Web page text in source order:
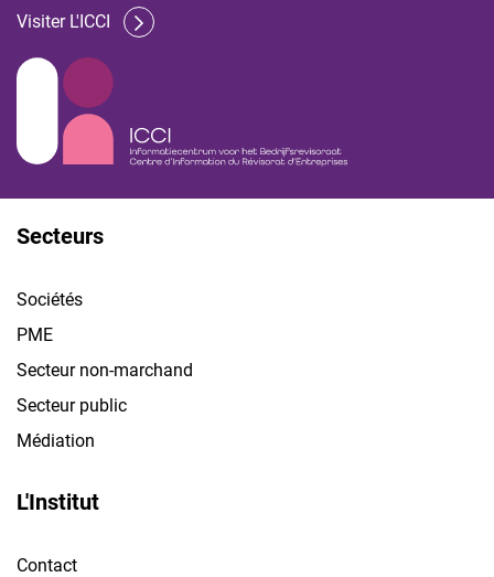
Visiter L'ICCI
Secteurs
Sociétés
PME
Secteur non-marchand
Secteur public
Médiation
L'Institut
Contact